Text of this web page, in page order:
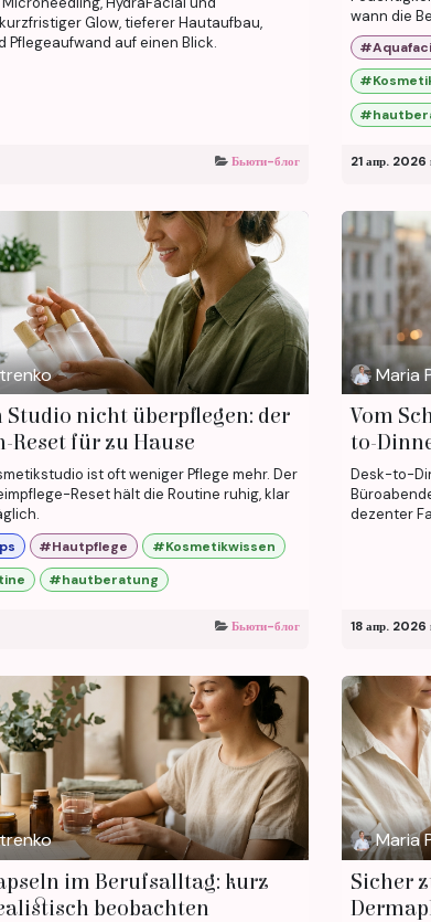
Glow, tieferer Hautaufbau,
Pflegeaufwand auf einen Blick.
Бьюти-блог
wann die
21 апр. 2026
Studio nicht überpflegen: der
Reset für zu Hause
ist oft weniger Pflege mehr. Der
Reset hält die Routine ruhig, klar
#Hautpflege
#Kosmetikwissen
#hautberatung
Бьюти-блог
Maria
Vom
to-
Desk-to-
dezenter
18 апр. 2026
im Berufsalltag: kurz
beobachten
Maria
Sicher